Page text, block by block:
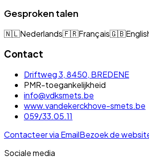
Gesproken talen
🇳🇱Nederlands🇫🇷Français🇬🇧
Contact
Driftweg 3, 8450, BREDENE
PMR-toegankelijkheid
info@vdksmets.be
www.vandekerckhove-smets.be
059/33.05.11
Contacteer via EmailBezoek de
Sociale media